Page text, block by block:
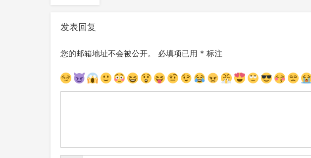
发表回复
您的邮箱地址不会被公开。 必填项已用 * 标注